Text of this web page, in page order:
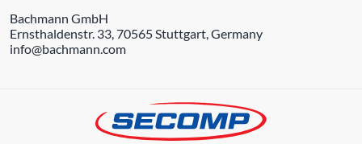
Bachmann GmbH
Ernsthaldenstr. 33, 70565 Stuttgart, Germany
info@bachmann.com